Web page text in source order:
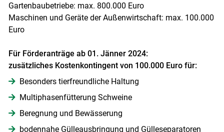
Gartenbaubetriebe: max. 800.000 Euro
Maschinen und Geräte der Außenwirtschaft: max. 100.000
Euro
Für Förderanträge ab 01. Jänner 2024:
zusätzliches Kostenkontingent von 100.000 Euro für:
Besonders tierfreundliche Haltung
Multiphasenfütterung Schweine
Beregnung und Bewässerung
bodennahe Gülleausbringung und Gülleseparatoren